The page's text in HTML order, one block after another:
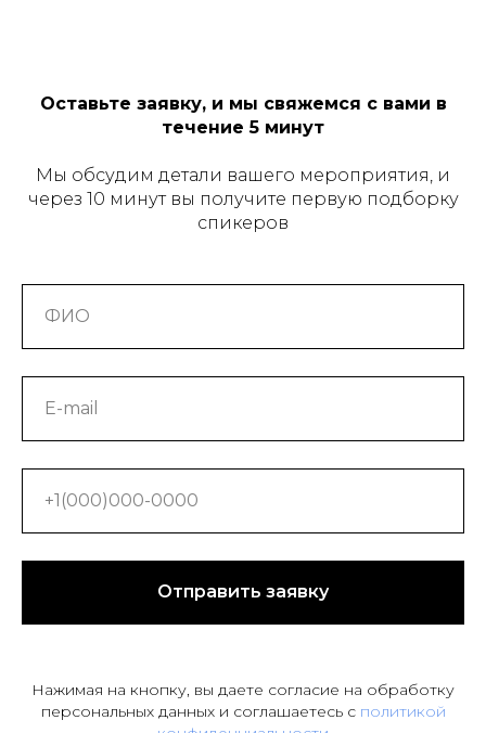
Оставьте заявку, и мы свяжемся с вами в
течение 5 минут
Мы обсудим детали вашего мероприятия, и
через 10 минут вы получите первую подборку
спикеров
Отправить заявку
Нажимая на кнопку, вы даете согласие на обработку
персональных данных и соглашаетесь c политикой